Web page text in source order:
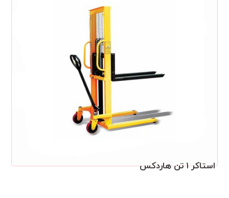
استاکر ۱ تن هاردکس